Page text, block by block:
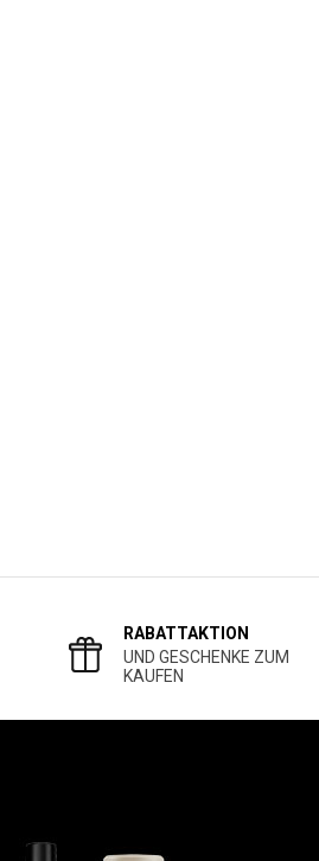
RABATTAKTION
UND GESCHENKE ZUM
KAUFEN